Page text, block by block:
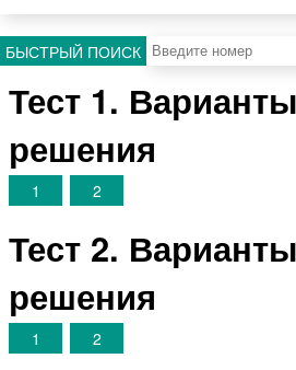
БЫСТРЫЙ ПОИСК
Тест 1.
решения
1 2
Тест 2.
решения
1 2